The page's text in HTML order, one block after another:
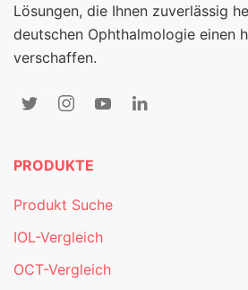
Lösungen, die Ihnen zuverlässig
deutschen Ophthalmologie einen
verschaffen.
PRODUKTE
Produkt Suche
IOL-Vergleich
OCT-Vergleich